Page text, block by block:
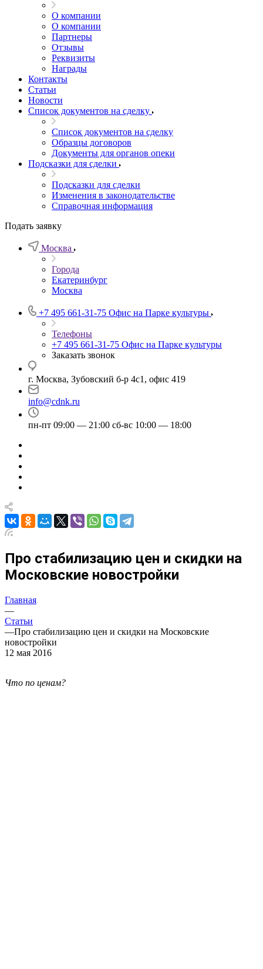
О компании
О компании
Партнеры
Отзывы
Реквизиты
Награды
Контакты
Статьи
Новости
Список документов на сделку
Список документов на сделку
Образцы договоров
Документы для органов опеки
Подсказки для сделки
Подсказки для сделки
Изменения в законодательстве
Справочная информация
Подать заявку
Москва
Города
Екатеринбург
Москва
+7 495 661-31-75 Офис на Парке культуры
Телефоны
+7 495 661-31-75 Офис на Парке культуры
Заказать звонок
г. Москва, Зубовский б-р 4с1, офис 419
info@cdnk.ru
пн-пт 09:00 — 21:00 сб-вс 10:00 — 18:00
Про стабилизацию цен и скидки на
Московские новостройки
Главная
—
Статьи
—Про стабилизацию цен и скидки на Московские
новостройки
12 мая 2016
Что по ценам?